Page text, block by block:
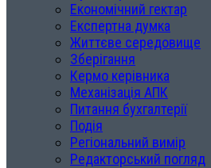
Економічний гектар
Експертна думка
Життєве середовище
Зберігання
Кермо керівника
Механізація АПК
Питання бухгалтерії
Подія
Регіональний вимір
Редакторський погляд